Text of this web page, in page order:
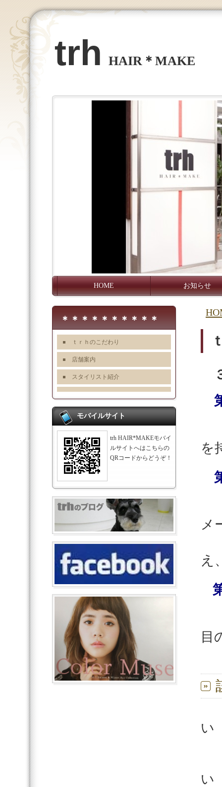
trh HAIR＊MAKE
HOME お知らせ
を
メ
え
目
い
い
＊＊＊＊＊＊＊＊＊＊
ｔｒｈのこだわり
店舗案内
スタイリスト紹介
モバイルサイト
trh HAIR*MAKEモバイ
ルサイトへはこちらの
QRコードからどうぞ！